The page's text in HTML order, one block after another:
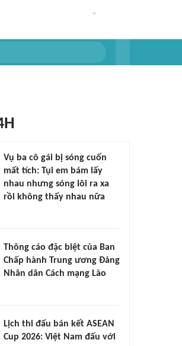
Vụ ba cô gái bị sóng cuốn
mất tích: Tụi em bám lấy
nhau nhưng sóng lôi ra xa
rồi không thấy nhau nữa
Thông cáo đặc biệt của Ban
Chấp hành Trung ương Đảng
Nhân dân Cách mạng Lào
Lịch thi đấu bán kết ASEAN
Cup 2026: Việt Nam đấu với